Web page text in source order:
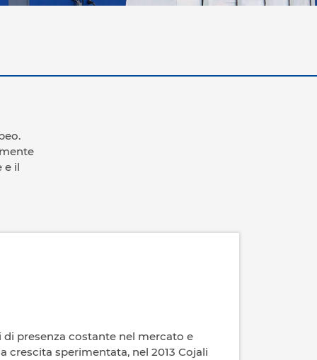
e il
presenza costante nel mercato e
crescita sperimentata, nel 2013 Cojali